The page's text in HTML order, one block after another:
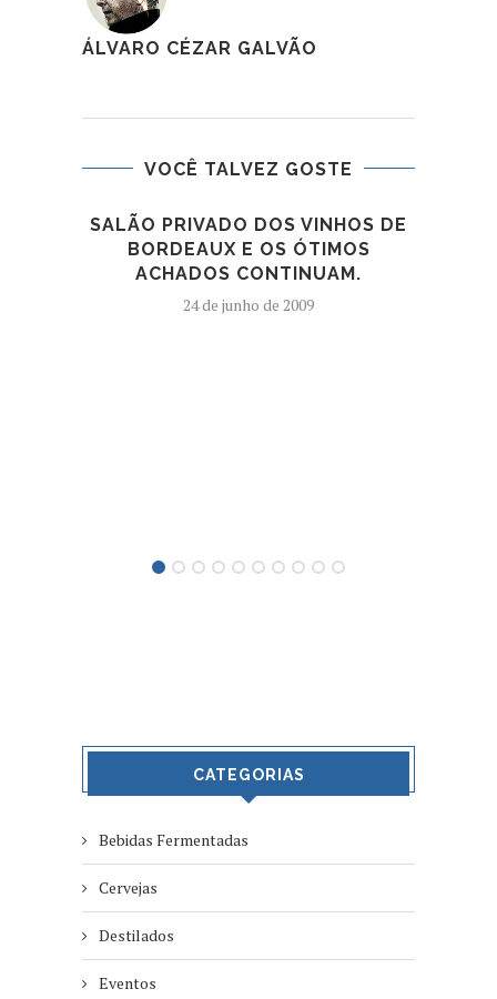
ÁLVARO CÉZAR GALVÃO
VOCÊ TALVEZ GOSTE
SALÃO PRIVADO DOS VINHOS DE
BORDEAUX E OS ÓTIMOS
ACHADOS CONTINUAM.
24 de junho de 2009
CATEGORIAS
Bebidas Fermentadas
Cervejas
Destilados
Eventos